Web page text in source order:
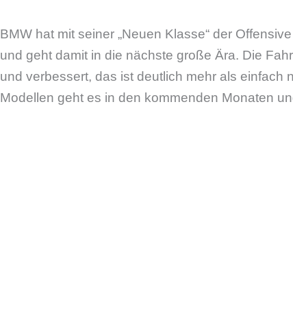
BMW hat mit seiner „Neuen Klasse“ der
und geht damit in die nächste große Ära. Die
und verbessert, das ist deutlich mehr als einfach
Modellen geht es in den kommenden Monaten